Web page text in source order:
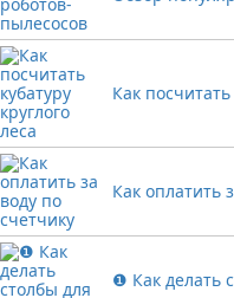
Как посчитать
Как оплатить
❶ Как делать